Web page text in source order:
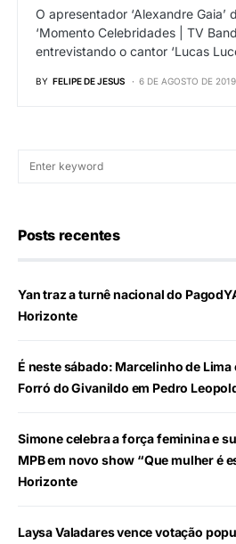
O apresentador ‘Alexandre Gaia’
‘Momento Celebridades | TV
entrevistando o cantor ‘Lucas
BY FELIPE DE JESUS 6 DE AGOSTO DE 2019
Posts recentes
Yan traz a turnê nacional do
Horizonte
É neste sábado: Marcelinho de
Forró do Givanildo em Pedro
Simone celebra a força feminina e
MPB em novo show “Que mulher é
Horizonte
Laysa Valadares vence votação